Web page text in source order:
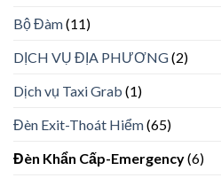
Bộ Đàm(11)
DỊCH VỤ ĐỊA PHƯƠNG(2)
Dịch vụ Taxi Grab (1)
Đèn Exit-Thoát Hiểm(65)
Đèn Khẩn Cấp-Emergency(6)